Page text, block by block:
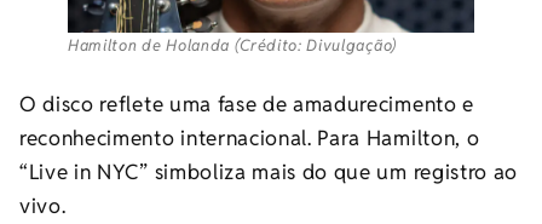
Hamilton de Holanda (Crédito: Divulgação)
O disco reflete uma fase de amadurecimento e
reconhecimento internacional. Para Hamilton, o
“Live in NYC” simboliza mais do que um registro ao
vivo.